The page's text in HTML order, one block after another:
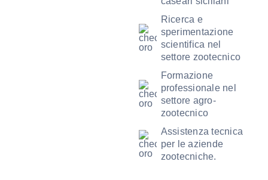
Ricerca e
sperimentazione
scientifica nel
settore zootecnico
Formazione
professionale nel
settore agro-
zootecnico
Assistenza tecnica
per le aziende
zootecniche.